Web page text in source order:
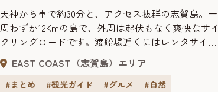
天神から車で約30分と、アクセス抜群の志賀島。一
周わずか12Kmの島で、外周は起伏もなく爽快なサイ
クリングロードです。渡船場近くにはレンタサイク
ルショップもあるので、ぜひ自転車で巡ってみてほ
しいロケーションです。青からオレンジ色に変化し
ていく海と空を間近に眺めることができ、島ならで
EAST COAST（志賀島）エリア
#まとめ #観光ガイド #グルメ #自然